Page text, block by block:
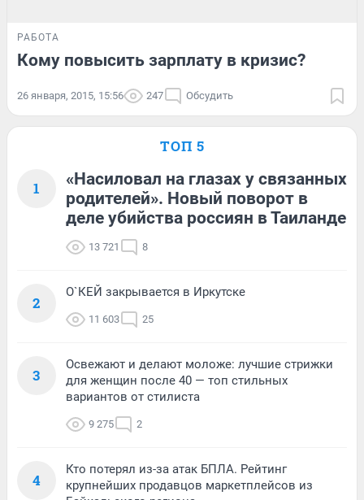
РАБОТА
Кому повысить зарплату в кризис?
26 января, 2015, 15:56 247 Обсудить
ТОП 5
1
«Насиловал на глазах у связанных
родителей». Новый поворот в
деле убийства россиян в Таиланде
13 721 8
2
О`КЕЙ закрывается в Иркутске
11 603 25
3
Освежают и делают моложе: лучшие стрижки
для женщин после 40 — топ стильных
вариантов от стилиста
9 275 2
4
Кто потерял из-за атак БПЛА. Рейтинг
крупнейших продавцов маркетплейсов из